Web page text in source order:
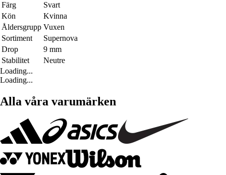
Färg
Svart
Kön
Kvinna
Åldersgrupp Vuxen
Sortiment
Supernova
Drop
9 mm
Stabilitet
Neutre
Loading...
Loading...
Alla våra varumärken